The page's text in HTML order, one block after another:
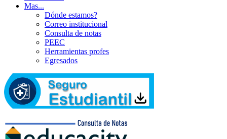
Mas...
Dónde estamos?
Correo institucional
Consulta de notas
PEEC
Herramientas profes
Egresados